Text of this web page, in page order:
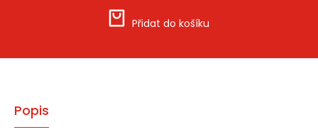
Přidat do košíku
Popis